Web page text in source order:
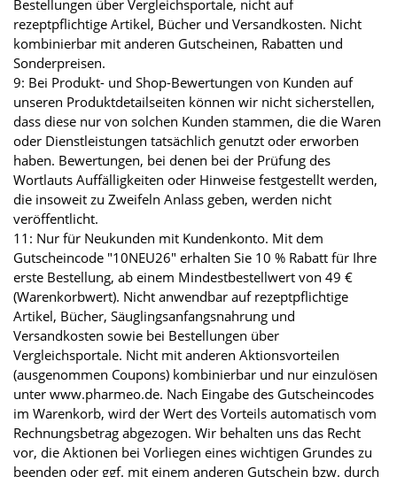
Bestellungen über Vergleichsportale, nicht auf
rezeptpflichtige Artikel, Bücher und Versandkosten. Nicht
kombinierbar mit anderen Gutscheinen, Rabatten und
Sonderpreisen.
9: Bei Produkt- und Shop-Bewertungen von Kunden auf
unseren Produktdetailseiten können wir nicht sicherstellen,
dass diese nur von solchen Kunden stammen, die die Waren
oder Dienstleistungen tatsächlich genutzt oder erworben
haben. Bewertungen, bei denen bei der Prüfung des
Wortlauts Auffälligkeiten oder Hinweise festgestellt werden,
die insoweit zu Zweifeln Anlass geben, werden nicht
veröffentlicht.
11: Nur für Neukunden mit Kundenkonto. Mit dem
Gutscheincode "10NEU26" erhalten Sie 10 % Rabatt für Ihre
erste Bestellung, ab einem Mindestbestellwert von 49 €
(Warenkorbwert). Nicht anwendbar auf rezeptpflichtige
Artikel, Bücher, Säuglingsanfangsnahrung und
Versandkosten sowie bei Bestellungen über
Vergleichsportale. Nicht mit anderen Aktionsvorteilen
(ausgenommen Coupons) kombinierbar und nur einzulösen
unter www.pharmeo.de. Nach Eingabe des Gutscheincodes
im Warenkorb, wird der Wert des Vorteils automatisch vom
Rechnungsbetrag abgezogen. Wir behalten uns das Recht
vor, die Aktionen bei Vorliegen eines wichtigen Grundes zu
beenden oder ggf. mit einem anderen Gutschein bzw. durch